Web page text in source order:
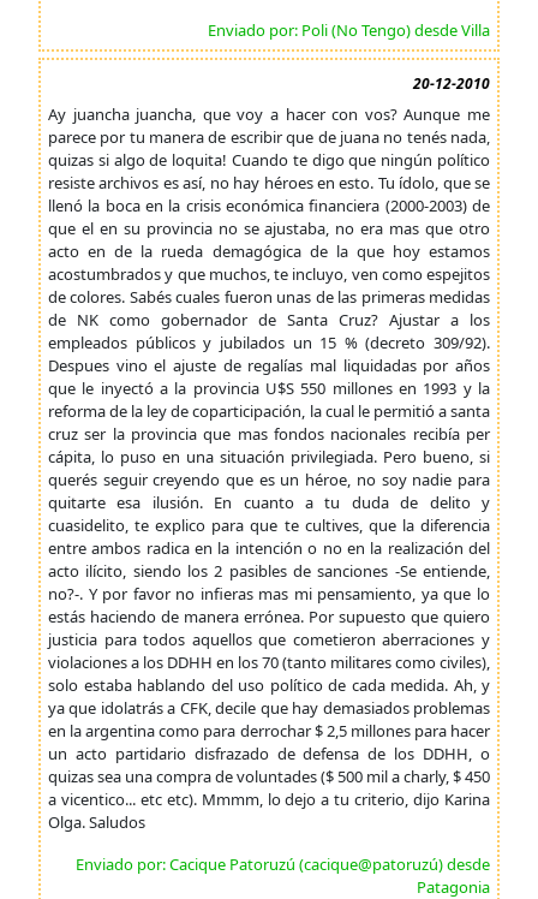
Enviado por: Poli (No Tengo) desde Villa
20-12-2010
Ay juancha juancha, que voy a hacer con vos? Aunque me
parece por tu manera de escribir que de juana no tenés nada,
quizas si algo de loquita! Cuando te digo que ningún político
resiste archivos es así, no hay héroes en esto. Tu ídolo, que se
llenó la boca en la crisis económica financiera (2000-2003) de
que el en su provincia no se ajustaba, no era mas que otro
acto en de la rueda demagógica de la que hoy estamos
acostumbrados y que muchos, te incluyo, ven como espejitos
de colores. Sabés cuales fueron unas de las primeras medidas
de NK como gobernador de Santa Cruz? Ajustar a los
empleados públicos y jubilados un 15 % (decreto 309/92).
Despues vino el ajuste de regalías mal liquidadas por años
que le inyectó a la provincia U$S 550 millones en 1993 y la
reforma de la ley de coparticipación, la cual le permitió a santa
cruz ser la provincia que mas fondos nacionales recibía per
cápita, lo puso en una situación privilegiada. Pero bueno, si
querés seguir creyendo que es un héroe, no soy nadie para
quitarte esa ilusión. En cuanto a tu duda de delito y
cuasidelito, te explico para que te cultives, que la diferencia
entre ambos radica en la intención o no en la realización del
acto ilícito, siendo los 2 pasibles de sanciones -Se entiende,
no?-. Y por favor no infieras mas mi pensamiento, ya que lo
estás haciendo de manera errónea. Por supuesto que quiero
justicia para todos aquellos que cometieron aberraciones y
violaciones a los DDHH en los 70 (tanto militares como civiles),
solo estaba hablando del uso político de cada medida. Ah, y
ya que idolatrás a CFK, decile que hay demasiados problemas
en la argentina como para derrochar $ 2,5 millones para hacer
un acto partidario disfrazado de defensa de los DDHH, o
quizas sea una compra de voluntades ($ 500 mil a charly, $ 450
a vicentico... etc etc). Mmmm, lo dejo a tu criterio, dijo Karina
Olga. Saludos
Enviado por: Cacique Patoruzú (cacique@patoruzú) desde
Patagonia